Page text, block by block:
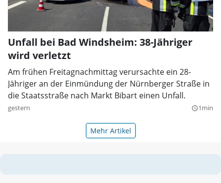
Unfall bei Bad Windsheim: 38-Jähriger
wird verletzt
Am frühen Freitagnachmittag verursachte ein 28-
Jähriger an der Einmündung der Nürnberger Straße in
die Staatsstraße nach Markt Bibart einen Unfall.
gestern query_builder1min
Mehr Artikel